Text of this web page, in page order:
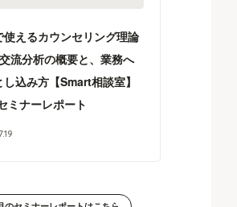
使えるカウンセリング理論
交流分析の概要と、業務へ
込み方【Smart相談室】
ミナーレポート
.19